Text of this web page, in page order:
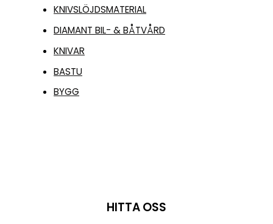
KNIVSLÖJDSMATERIAL
DIAMANT BIL- & BÅTVÅRD
KNIVAR
BASTU
BYGG
HITTA OSS